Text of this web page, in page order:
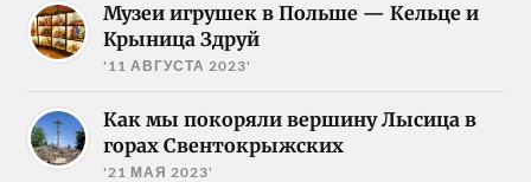
Музеи игрушек в Польше — Кельце и
Крыница Здруй
'11 АВГУСТА 2023'
Как мы покоряли вершину Лысица в
горах Свентокрыжских
'21 МАЯ 2023'